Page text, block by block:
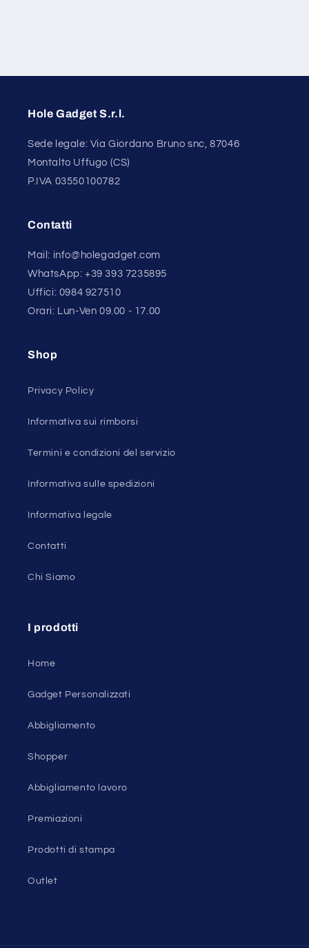
Hole Gadget S.r.l.
Sede legale: Via Giordano Bruno snc, 87046
Montalto Uffugo (CS)
P.IVA 03550100782
Contatti
Mail: info@holegadget.com
WhatsApp: +39 393 7235895
Uffici: 0984 927510
Orari: Lun-Ven 09.00 - 17.00
Shop
Privacy Policy
Informativa sui rimborsi
Termini e condizioni del servizio
Informativa sulle spedizioni
Informativa legale
Contatti
Chi Siamo
I prodotti
Home
Gadget Personalizzati
Abbigliamento
Shopper
Abbigliamento lavoro
Premiazioni
Prodotti di stampa
Outlet